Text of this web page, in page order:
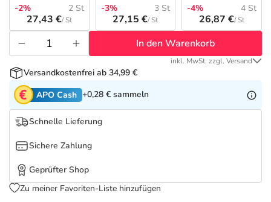
Tierapotheke
Vitamine & Mineralstoffe
Marken
Salus Deals
-2%
2 St
27,43 €/ St
-3% 3 St
27,15 €/ St
-4% 4 St
26,87 €/ St
In den Warenkorb
inkl. MwSt. zzgl. Versand
Versandkostenfrei ab 34,99 €
APO Cash +0,28 € sammeln
Schnelle Lieferung
Sichere Zahlung
Geprüfter Shop
Zu meiner Favoriten-Liste hinzufügen